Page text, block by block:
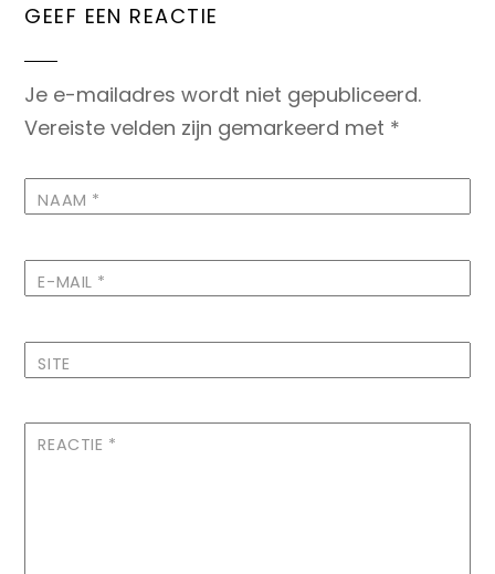
GEEF EEN REACTIE
Je e-mailadres wordt niet gepubliceerd.
Vereiste velden zijn gemarkeerd met *
NAAM *
E-MAIL *
SITE
REACTIE *